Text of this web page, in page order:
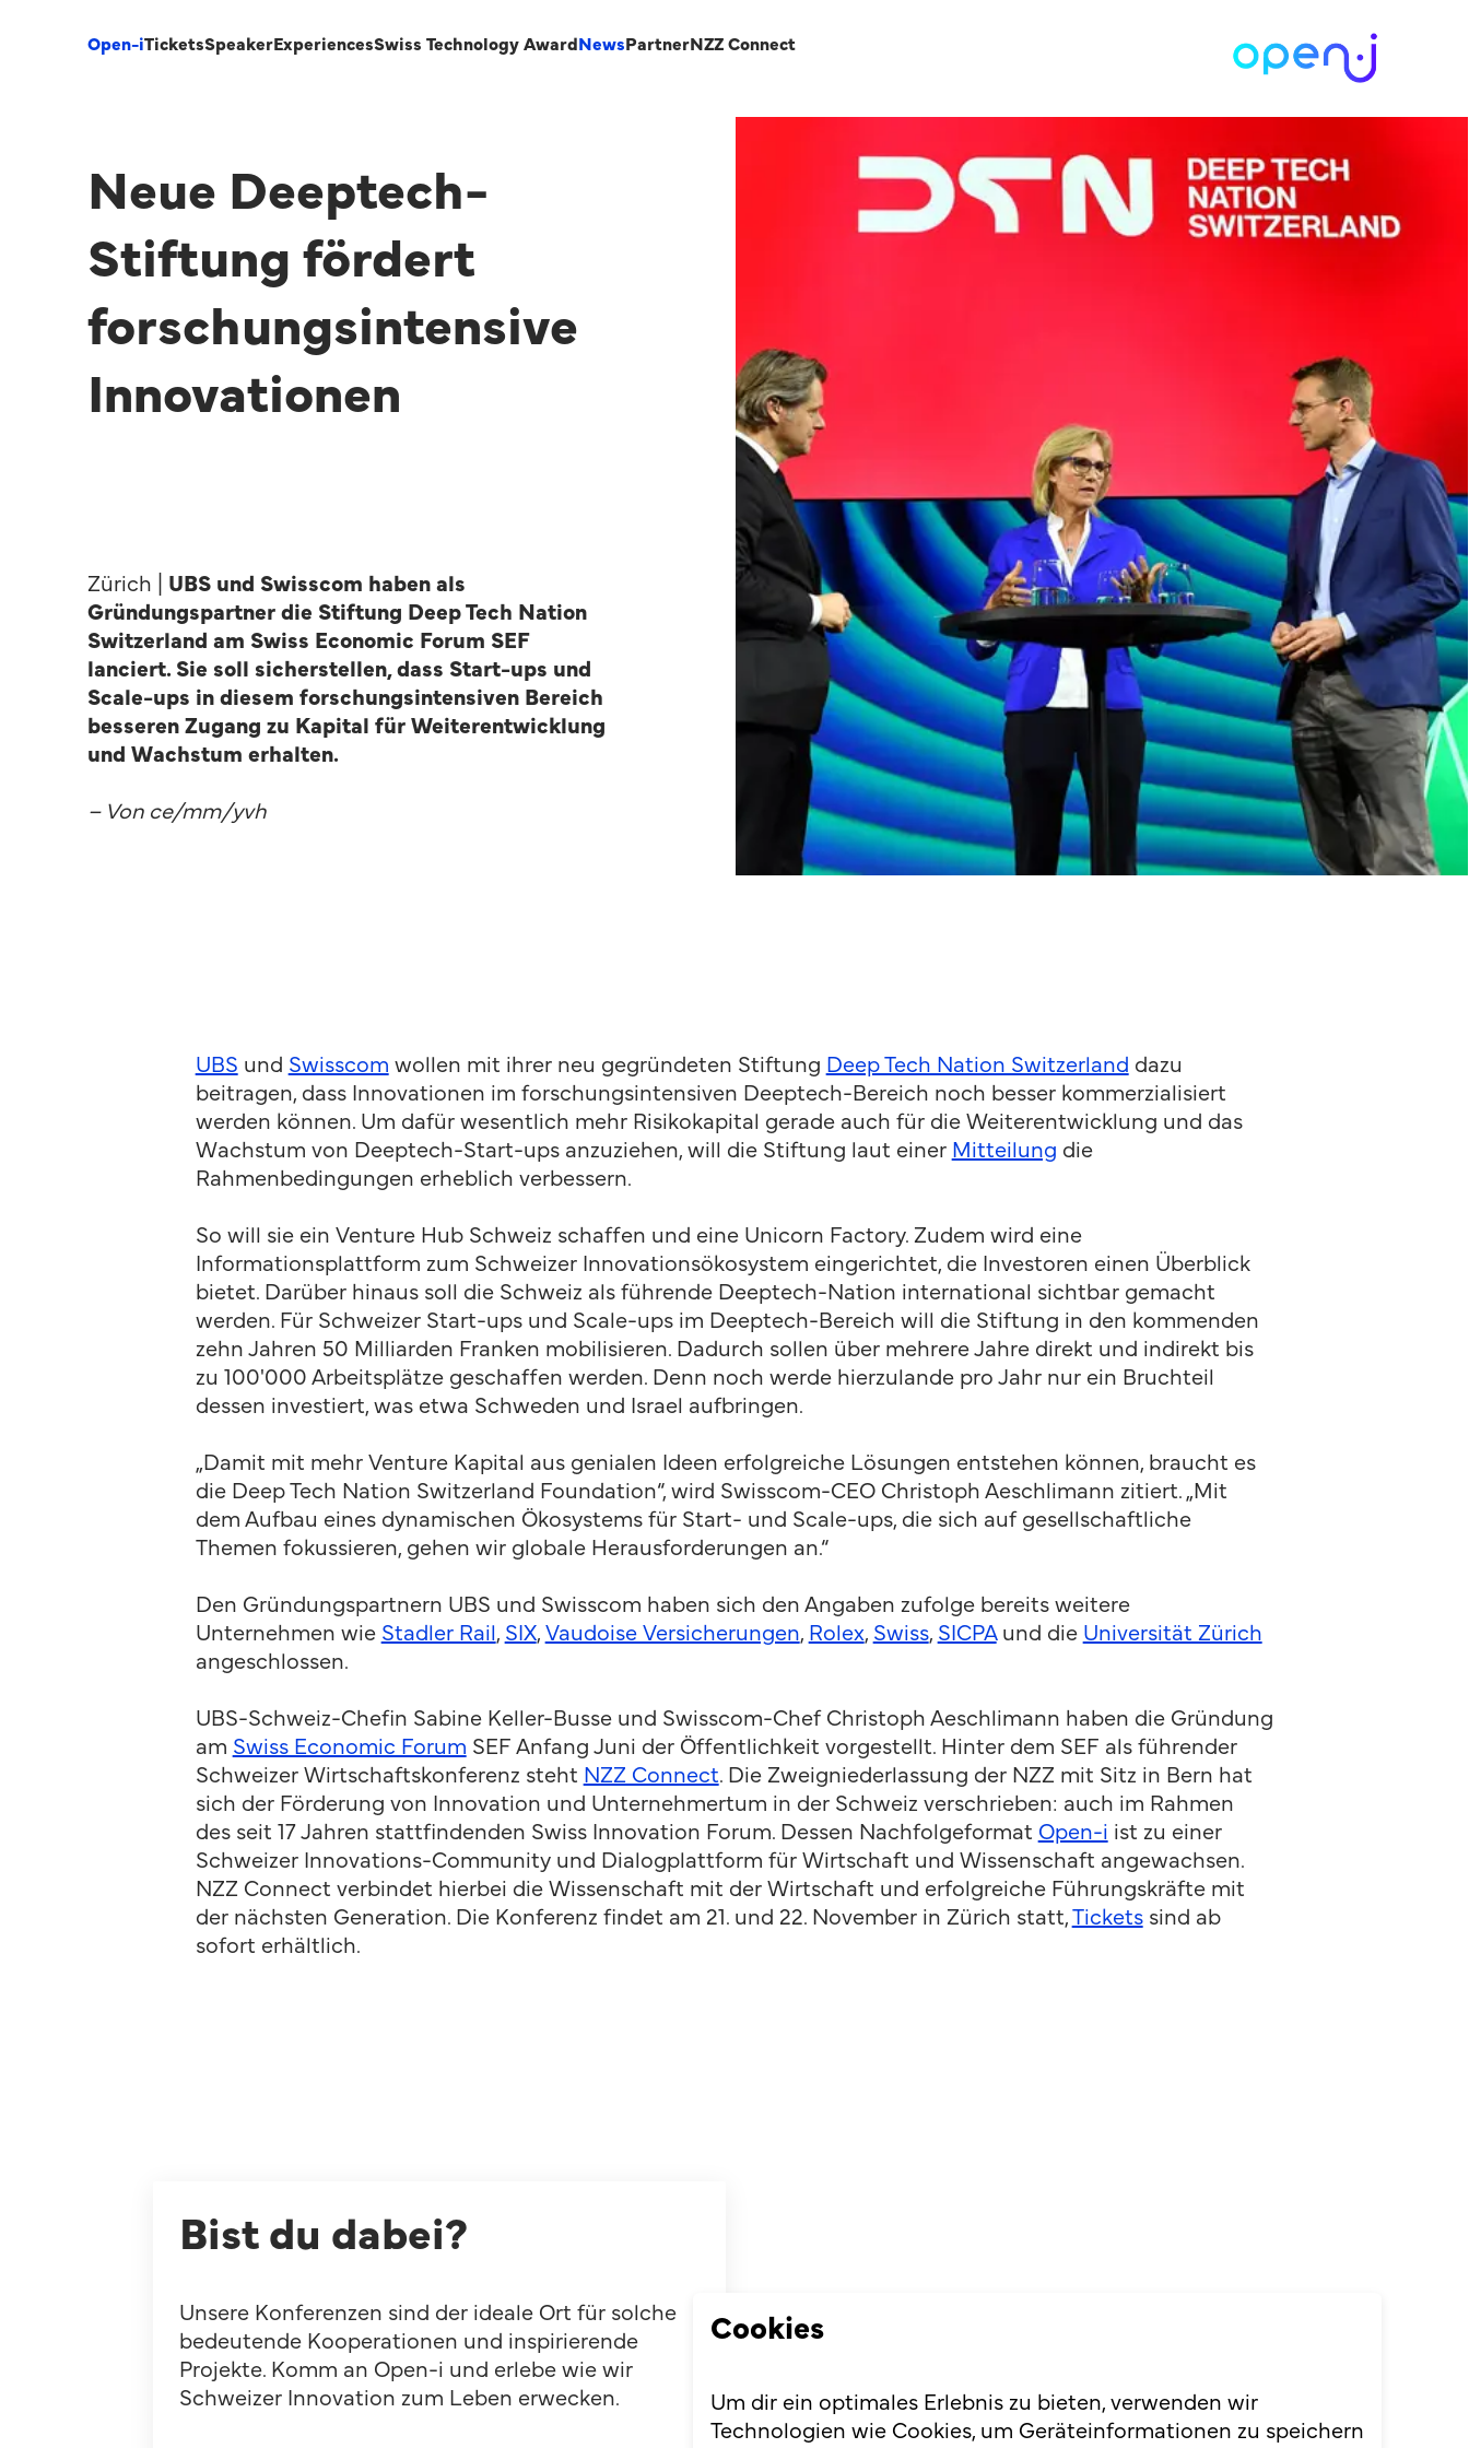
Open-iTicketsSpeakerExperiencesSwiss Technology Award News PartnerNZZ Connect
Neue Deeptech-
Stiftung fördert
forschungsintensive
Innovationen
Zürich |
UBS und Swisscom haben als
Gründungspartner die Stiftung Deep Tech Nation
Switzerland am Swiss Economic Forum SEF
lanciert. Sie soll sicherstellen, dass Start-ups und
Scale-ups in diesem forschungsintensiven Bereich
besseren Zugang zu Kapital für Weiterentwicklung
und Wachstum erhalten.
– Von ce/mm/yvh
UBS und Swisscom wollen mit ihrer neu gegründeten Stiftung Deep Tech Nation Switzerland dazu
beitragen, dass Innovationen im forschungsintensiven Deeptech-Bereich noch besser kommerzialisiert
werden können. Um dafür wesentlich mehr Risikokapital gerade auch für die Weiterentwicklung und das
Wachstum von Deeptech-Start-ups anzuziehen, will die Stiftung laut einer Mitteilung die
Rahmenbedingungen erheblich verbessern.
So will sie ein Venture Hub Schweiz schaffen und eine Unicorn Factory. Zudem wird eine
Informationsplattform zum Schweizer Innovationsökosystem eingerichtet, die Investoren einen Überblick
bietet. Darüber hinaus soll die Schweiz als führende Deeptech-Nation international sichtbar gemacht
werden. Für Schweizer Start-ups und Scale-ups im Deeptech-Bereich will die Stiftung in den kommenden
zehn Jahren 50 Milliarden Franken mobilisieren. Dadurch sollen über mehrere Jahre direkt und indirekt bis
zu 100'000 Arbeitsplätze geschaffen werden. Denn noch werde hierzulande pro Jahr nur ein Bruchteil
dessen investiert, was etwa Schweden und Israel aufbringen.
„Damit mit mehr Venture Kapital aus genialen Ideen erfolgreiche Lösungen entstehen können, braucht es
die Deep Tech Nation Switzerland Foundation“, wird Swisscom-CEO Christoph Aeschlimann zitiert. „Mit
dem Aufbau eines dynamischen Ökosystems für Start- und Scale-ups, die sich auf gesellschaftliche
Themen fokussieren, gehen wir globale Herausforderungen an.“
Den Gründungspartnern UBS und Swisscom haben sich den Angaben zufolge bereits weitere
Unternehmen wie Stadler Rail , SIX, Vaudoise Versicherungen, Rolex, Swiss, SICPAund die Universität Zürich
angeschlossen.
UBS-Schweiz-Chefin Sabine Keller-Busse und Swisscom-Chef Christoph Aeschlimann haben die Gründung
am Swiss Economic Forum SEF Anfang Juni der Öffentlichkeit vorgestellt. Hinter dem SEF als führender
Schweizer Wirtschaftskonferenz steht NZZ Connect. Die Zweigniederlassung der NZZ mit Sitz in Bern hat
sich der Förderung von Innovation und Unternehmertum in der Schweiz verschrieben: auch im Rahmen
des seit 17 Jahren stattfindenden Swiss Innovation Forum. Dessen Nachfolgeformat Open-i ist zu einer
Schweizer Innovations-Community und Dialogplattform für Wirtschaft und Wissenschaft angewachsen.
NZZ Connect verbindet hierbei die Wissenschaft mit der Wirtschaft und erfolgreiche Führungskräfte mit
der nächsten Generation. Die Konferenz findet am 21. und 22. November in Zürich statt, Ticketssind ab
sofort erhältlich.
Bist du dabei?
Unsere Konferenzen sind der ideale Ort für solche
bedeutende Kooperationen und inspirierende
Projekte. Komm an Open-i und erlebe wie wir
Schweizer Innovation zum Leben erwecken.
Cookies
Um dir ein optimales Erlebnis zu bieten, verwenden wir
Technologien wie Cookies, um Geräteinformationen zu speichern